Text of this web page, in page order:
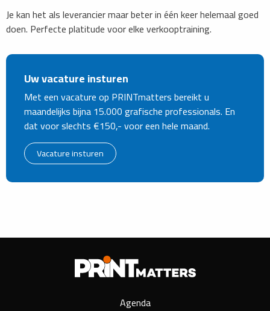
Je kan het als leverancier maar beter in één keer helemaal goed
doen. Perfecte platitude voor elke verkooptraining.
Uw vacature insturen
Met een vacature op PRINTmatters bereikt u
maandelijks bijna 15.000 grafische professionals. En
dat voor slechts €150,- voor een hele maand.
Vacature insturen
Agenda